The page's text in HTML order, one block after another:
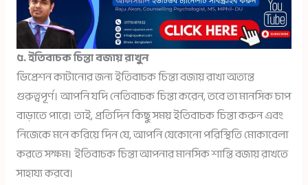
৫. ইতিবাচক চিন্তা বজায় রাখুন
ডিপ্রেশন কাটানোর জন্য ইতিবাচক চিন্তা বজায় রাখা অত্যন্ত
গুরুত্বপূর্ণ। আপনি যদি নেতিবাচক চিন্তা করেন, তবে তা মানসিক চাপ
বাড়াতে পারে। তাই, প্রতিদিন কিছু সময় ইতিবাচক চিন্তা করুন এবং
নিজেকে মনে করিয়ে দিন যে, আপনি যেকোনো পরিস্থিতি মোকাবেলা
করতে সক্ষম। ইতিবাচক চিন্তা আপনার মানসিক শান্তি বজায় রাখতে
সাহায্য করবে।